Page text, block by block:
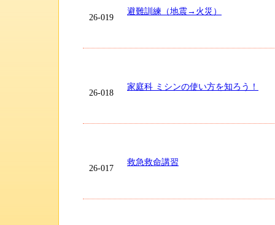
26-019
避難訓練（地震→火災）
26-018
家庭科 ミシンの使い方を知ろう！
26-017
救急救命講習